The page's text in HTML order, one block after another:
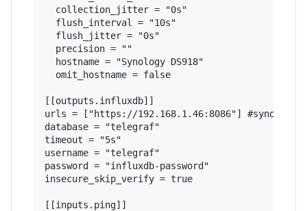
  collection_jitter = "0s"
  flush_interval = "10s"
  flush_jitter = "0s"
  precision = ""
  hostname = "Synology DS918"
  omit_hostname = false
[[outputs.influxdb]]
urls = ["https://192.168.1.46:8086"] #synology
database = "telegraf"
timeout = "5s"
username = "telegraf"
password = "influxdb-password"
insecure_skip_verify = true
[[inputs.ping]]